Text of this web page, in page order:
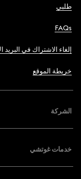
طلبي
FAQs
إلغاء الاشتراك في البريد
خريطة الموقع
الشركة
خدمات غوتشي